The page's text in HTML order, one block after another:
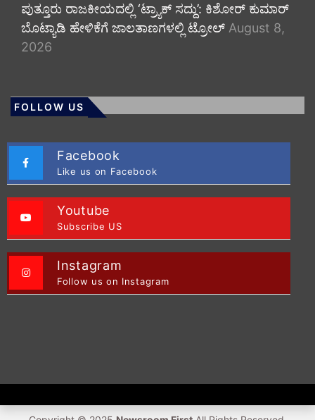
ಪುತ್ತೂರು ರಾಜಕೀಯದಲ್ಲಿ ‘ಟ್ರ್ಯಾಕ್ ಸದ್ದು’: ಕಿಶೋರ್ ಕುಮಾರ್
ಬೊಟ್ಯಾಡಿ ಹೇಳಿಕೆಗೆ ಜಾಲತಾಣಗಳಲ್ಲಿ ಟ್ರೋಲ್ August 8,
2026
FOLLOW US
Facebook
Like us on Facebook
Youtube
Subscribe US
Instagram
Follow us on Instagram